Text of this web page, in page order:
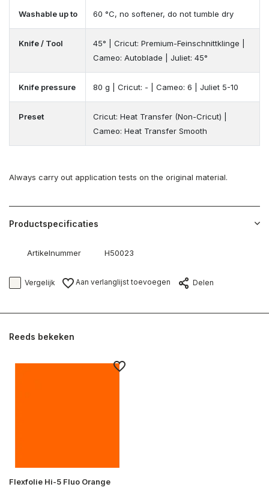
Washable up to 60 °C, no softener, do not tumble dry
Knife / Tool
45° | Cricut: Premium-Feinschnittklinge |
Cameo: Autoblade | Juliet: 45°
Knife pressure 80 g | Cricut: - | Cameo: 6 | Juliet 5-10
Preset
Cricut: Heat Transfer (Non-Cricut) |
Cameo: Heat Transfer Smooth
Always carry out application tests on the original material.
Productspecificaties
Artikelnummer H50023
Vergelijk Aan verlanglijst toevoegen Delen
Reeds bekeken
Flexfolie Hi-5 Fluo Orange